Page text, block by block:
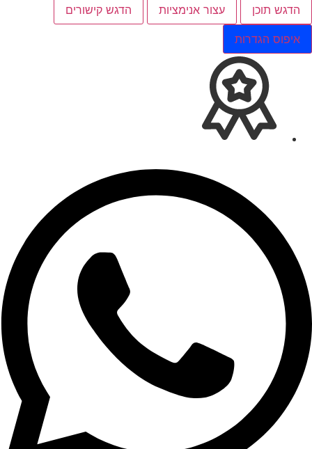
הדגש תוכן עצור אנימציות הדגש קישורים
איפוס הגדרות